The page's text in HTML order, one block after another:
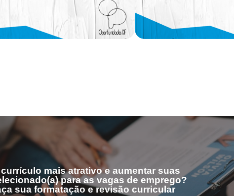
mais atrativo e aumentar suas
para as vagas de emprego?
sua formatação e revisão curricular